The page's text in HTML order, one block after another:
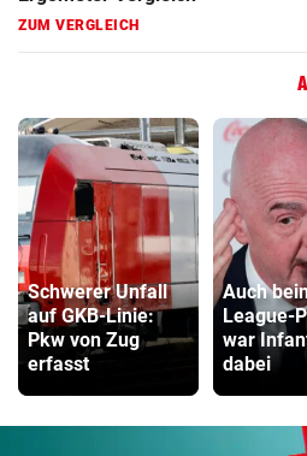
Kinderfahrrad Vergleich
ZUM VERGLEICH
Schwerer Unfall
auf GKB-Linie:
Pkw von Zug
erfasst
Auch
League-
war
dabei